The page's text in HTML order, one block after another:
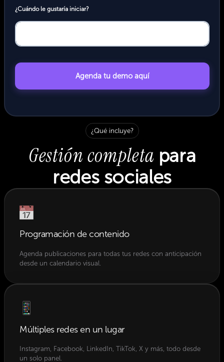
¿Cuándo le gustaría iniciar?
Agenda tu demo aquí
¿Qué incluye?
Gestión completa para
redes sociales
Programación de contenido
Agenda publicaciones para todas tus redes con anticipación
desde un calendario visual.
Múltiples redes en un lugar
Instagram, Facebook, LinkedIn, TikTok, X y más, todo desde
un solo panel.